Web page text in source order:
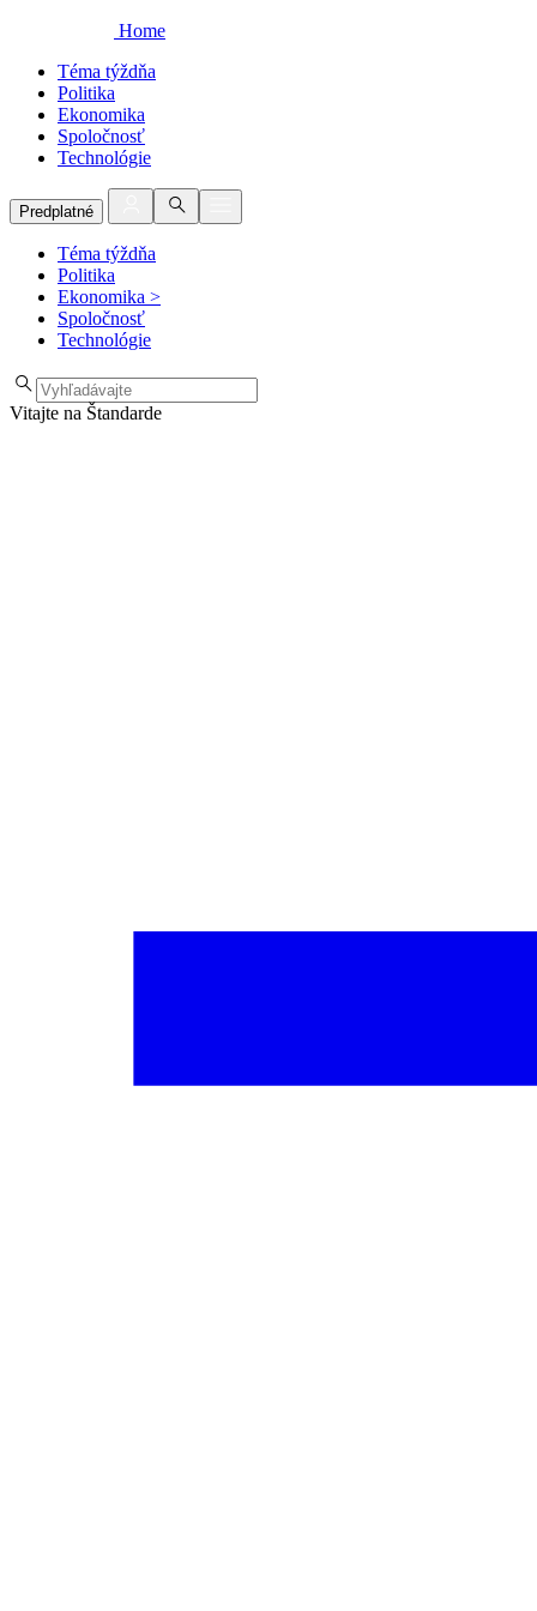
Home
Téma týždňa
Politika
Ekonomika
Spoločnosť
Technológie
Predplatné
Téma týždňa
Politika
Ekonomika >
Spoločnosť
Technológie
Vitajte na Štandarde